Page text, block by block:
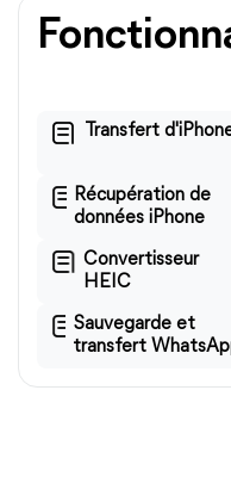
Transfert
Récupération de
données iPhone
Convertisseur
HEIC
Sauvegarde et
transfert